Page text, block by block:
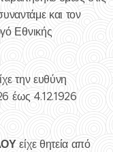
και τον
Εθνικής
την ευθύνη
έως 4.12.1926
είχε θητεία από